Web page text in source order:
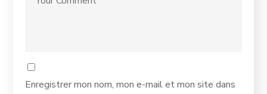
Enregistrer mon nom, mon e-mail et mon site dans